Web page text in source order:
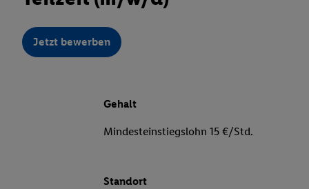
Jetzt bewerben
Gehalt
Mindesteinstiegslohn 15 €/Std.
Standort